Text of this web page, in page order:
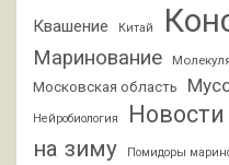
Квашение Китай
Маринование
Московская область
Нейробиология
на зиму
Помидоры